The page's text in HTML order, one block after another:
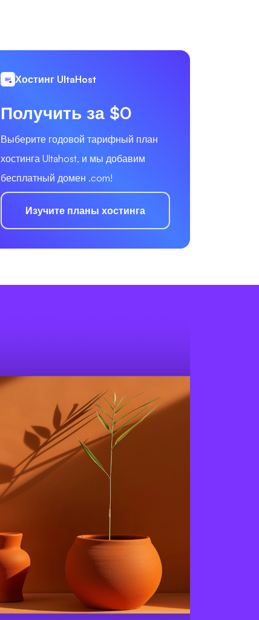
Хостинг UltaHost
Получить за $0
Выберите годовой тарифный план
хостинга Ultahost, и мы добавим
бесплатный домен .com!
Изучите планы хостинга